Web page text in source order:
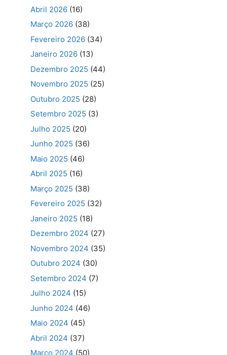
Abril 2026 (16)
Março 2026 (38)
Fevereiro 2026 (34)
Janeiro 2026 (13)
Dezembro 2025 (44)
Novembro 2025 (25)
Outubro 2025 (28)
Setembro 2025 (3)
Julho 2025 (20)
Junho 2025 (36)
Maio 2025 (46)
Abril 2025 (16)
Março 2025 (38)
Fevereiro 2025 (32)
Janeiro 2025 (18)
Dezembro 2024 (27)
Novembro 2024 (35)
Outubro 2024 (30)
Setembro 2024 (7)
Julho 2024 (15)
Junho 2024 (46)
Maio 2024 (45)
Abril 2024 (37)
Março 2024 (50)